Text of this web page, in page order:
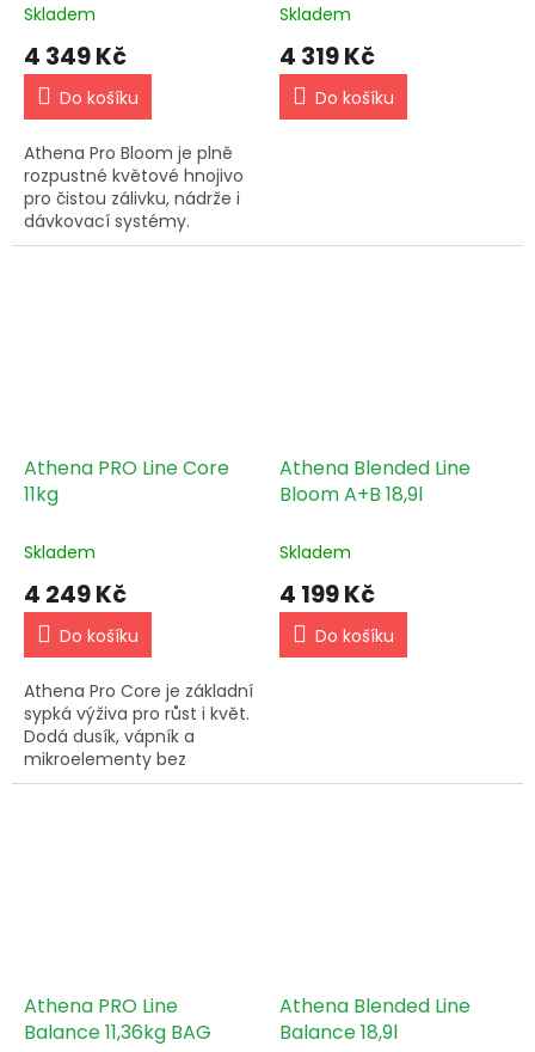
Skladem
4 349 Kč
Do košíku
Athena Pro Bloom je plně
rozpustné květové hnojivo
pro čistou zálivku, nádrže i
dávkovací systémy.
Používej s Athena Pro Core.
Skladem
4 319 Kč
Do košíku
Athena PRO Line Core
11kg
Skladem
4 249 Kč
Do košíku
Athena Pro Core je základní
sypká výživa pro růst i květ.
Dodá dusík, vápník a
mikroelementy bez
usazenin a bez zbytečného
Athena Blended Line
Bloom A+B 18,9l
Skladem
4 199 Kč
Do košíku
Athena PRO Line
Balance 11,36kg BAG
Athena Blended Line
Balance 18,9l